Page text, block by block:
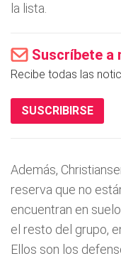
la lista.
Suscríbete a
Recibe todas las
SUSCRIBIRSE
Además,
reserva que no
encuentran en
el resto del grupo,
Ellos son los